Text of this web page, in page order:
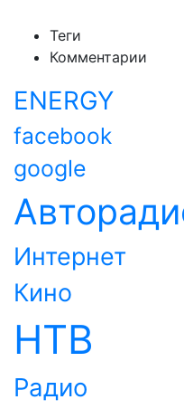
Теги
Комментарии
ENERGY
facebook
google
Интернет
Кино
НТВ
Радио